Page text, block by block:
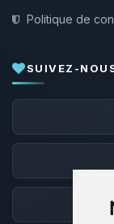
Politique de
SUIVEZ-